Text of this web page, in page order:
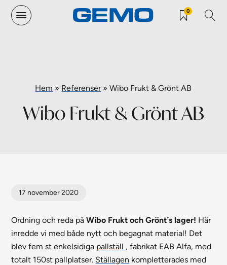
0
Hem » Referenser»Wibo Frukt & Grönt AB
Wibo Frukt & Grönt AB
17 november 2020
Ordning och reda påWibo Frukt och Grönt´s lager! Här
inredde vi med både nytt och begagnat material! Det
blev fem st enkelsidiga pallställ , fabrikat EAB Alfa, med
totalt 150st pallplatser. Ställagen kompletterades med